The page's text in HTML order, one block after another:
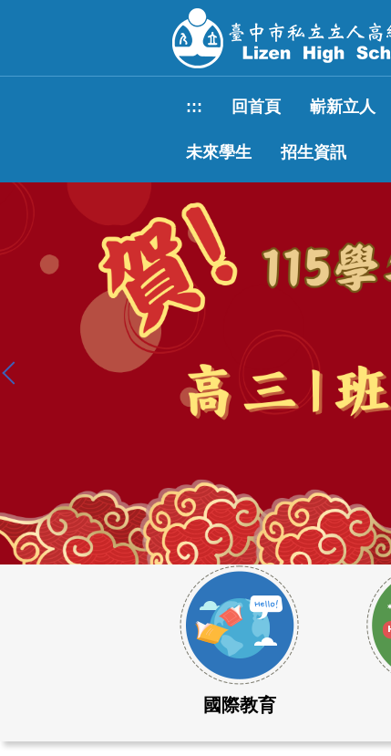
要
::: 回首頁 嶄新立人
未來學生 招生資訊
115學年度大學學測成績表現優異
國際教育